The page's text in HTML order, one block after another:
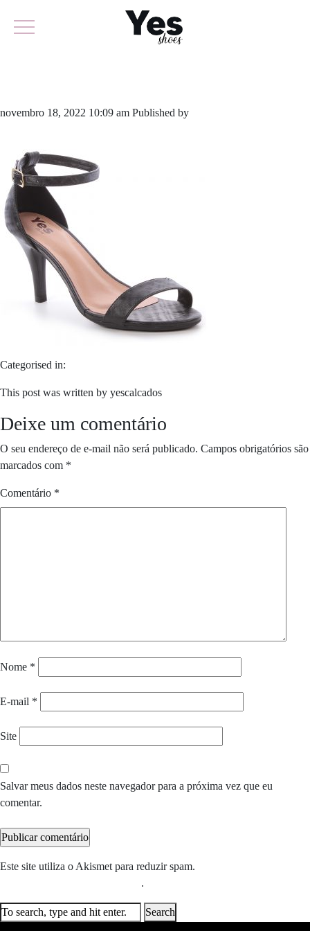
novembro 18, 2022 10:09 am Published by
Categorised in:
This post was written by yescalcados
Deixe um comentário
O seu endereço de e-mail não será publicado. Campos obrigatórios são
marcados com *
Comentário *
Nome *
E-mail *
Site
Salvar meus dados neste navegador para a próxima vez que eu
comentar.
Este site utiliza o Akismet para reduzir spam.
.
Search